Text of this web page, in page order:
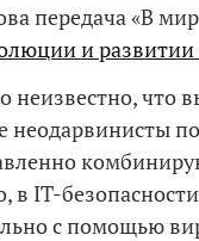
передача «В
и
неизвестно, что
неодарвинисты
в IT-
с помощью